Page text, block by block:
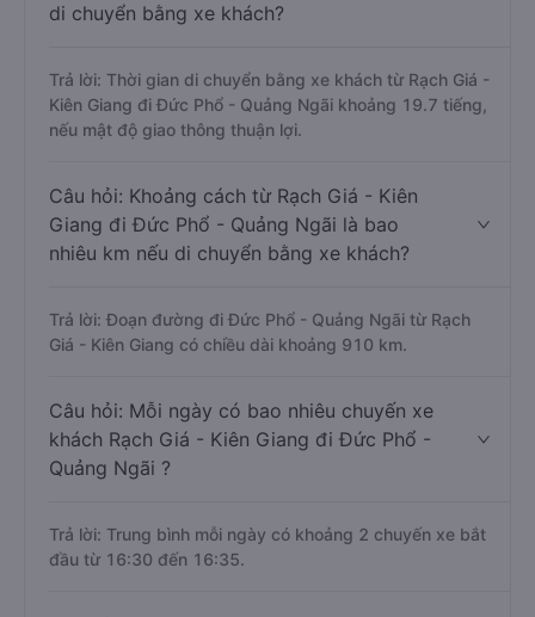
di chuyển bằng xe khách?
Trả lời: Thời gian di chuyển bằng xe khách từ Rạch Giá -
Kiên Giang đi Đức Phổ - Quảng Ngãi khoảng 19.7 tiếng,
nếu mật độ giao thông thuận lợi.
Câu hỏi: Khoảng cách từ Rạch Giá - Kiên
Giang đi Đức Phổ - Quảng Ngãi là bao
nhiêu km nếu di chuyển bằng xe khách?
Trả lời: Đoạn đường đi Đức Phổ - Quảng Ngãi từ Rạch
Giá - Kiên Giang có chiều dài khoảng 910 km.
Câu hỏi: Mỗi ngày có bao nhiêu chuyến xe
khách Rạch Giá - Kiên Giang đi Đức Phổ -
Quảng Ngãi ?
Trả lời: Trung bình mỗi ngày có khoảng 2 chuyến xe bắt
đầu từ 16:30 đến 16:35.